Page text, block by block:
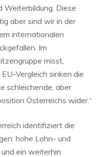
Diese
aber sind wir in der
internationalen
Im
misst,
Vergleich sinken die
schleichende, aber
Österreichs wider.“
identifiziert die
hohe Lohn- und
ein weiterhin